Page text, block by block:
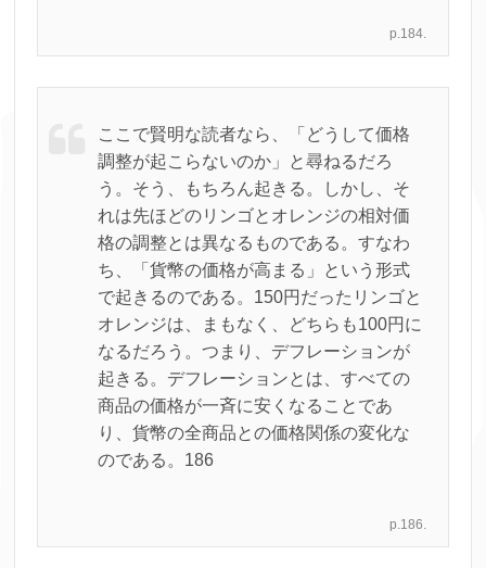
p.184.
ここで賢明な読者なら、「どうして価格
調整が起こらないのか」と尋ねるだろ
う。そう、もちろん起きる。しかし、そ
れは先ほどのリンゴとオレンジの相対価
格の調整とは異なるものである。すなわ
ち、「貨幣の価格が高まる」という形式
で起きるのである。150円だったリンゴと
オレンジは、まもなく、どちらも100円に
なるだろう。つまり、デフレーションが
起きる。デフレーションとは、すべての
商品の価格が一斉に安くなることであ
り、貨幣の全商品との価格関係の変化な
のである。186
p.186.